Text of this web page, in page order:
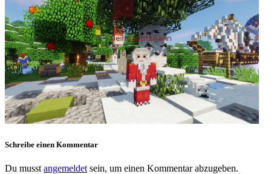
Schreibe einen Kommentar
Du musst angemeldet sein, um einen Kommentar abzugeben.